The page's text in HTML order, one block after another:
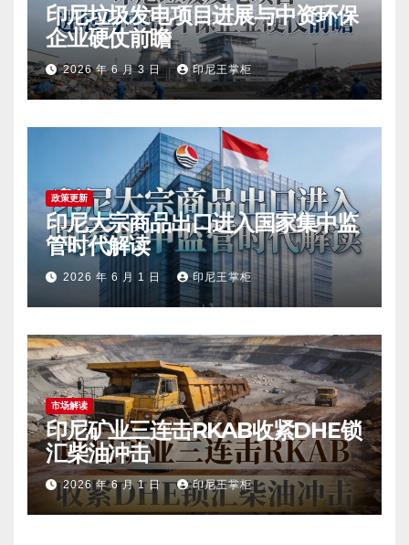
印尼垃圾发电项目进展与中资环保
企业硬仗前瞻
2026 年 6 月 3 日 印尼王掌柜
政策更新
印尼大宗商品出口进入国家集中监
管时代解读
2026 年 6 月 1 日 印尼王掌柜
市场解读
印尼矿业三连击RKAB收紧DHE锁
汇柴油冲击
2026 年 6 月 1 日 印尼王掌柜